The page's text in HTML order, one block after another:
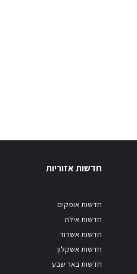
חדשות אזוריות
חדשות אופקים
חדשות אילת
חדשות אשדוד
חדשות אשקלון
חדשות באר שבע